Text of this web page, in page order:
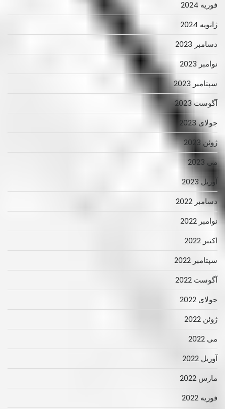
فوریه 2024
ژانویه 2024
دسامبر 2023
نوامبر 2023
سپتامبر 2023
آگوست 2023
جولای 2023
ژوئن 2023
می 2023
آوریل 2023
دسامبر 2022
نوامبر 2022
اکتبر 2022
سپتامبر 2022
آگوست 2022
جولای 2022
ژوئن 2022
می 2022
آوریل 2022
مارس 2022
فوریه 2022